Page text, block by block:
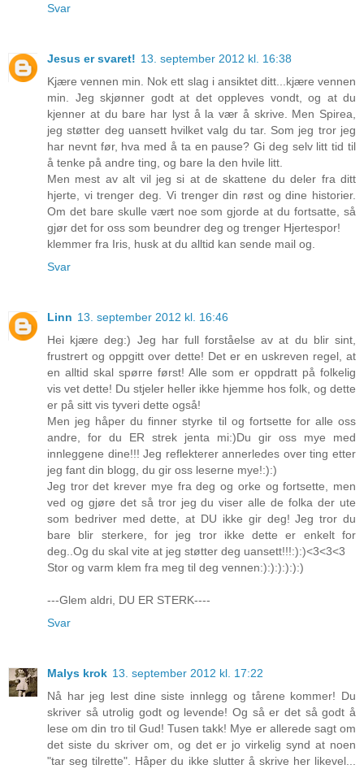
Svar
Jesus er svaret! 13. september 2012 kl. 16:38
Kjære vennen min. Nok ett slag i ansiktet ditt...kjære vennen
min. Jeg skjønner godt at det oppleves vondt, og at du
kjenner at du bare har lyst å la vær å skrive. Men Spirea,
jeg støtter deg uansett hvilket valg du tar. Som jeg tror jeg
har nevnt før, hva med å ta en pause? Gi deg selv litt tid til
å tenke på andre ting, og bare la den hvile litt.
Men mest av alt vil jeg si at de skattene du deler fra ditt
hjerte, vi trenger deg. Vi trenger din røst og dine historier.
Om det bare skulle vært noe som gjorde at du fortsatte, så
gjør det for oss som beundrer deg og trenger Hjertespor!
klemmer fra Iris, husk at du alltid kan sende mail og.
Svar
Linn 13. september 2012 kl. 16:46
Hei kjære deg:) Jeg har full forståelse av at du blir sint,
frustrert og oppgitt over dette! Det er en uskreven regel, at
en alltid skal spørre først! Alle som er oppdratt på folkelig
vis vet dette! Du stjeler heller ikke hjemme hos folk, og dette
er på sitt vis tyveri dette også!
Men jeg håper du finner styrke til og fortsette for alle oss
andre, for du ER strek jenta mi:)Du gir oss mye med
innleggene dine!!! Jeg reflekterer annerledes over ting etter
jeg fant din blogg, du gir oss leserne mye!:):)
Jeg tror det krever mye fra deg og orke og fortsette, men
ved og gjøre det så tror jeg du viser alle de folka der ute
som bedriver med dette, at DU ikke gir deg! Jeg tror du
bare blir sterkere, for jeg tror ikke dette er enkelt for
deg..Og du skal vite at jeg støtter deg uansett!!!:):)<3<3<3
Stor og varm klem fra meg til deg vennen:):):):):):)
---Glem aldri, DU ER STERK----
Svar
Malys krok 13. september 2012 kl. 17:22
Nå har jeg lest dine siste innlegg og tårene kommer! Du
skriver så utrolig godt og levende! Og så er det så godt å
lese om din tro til Gud! Tusen takk! Mye er allerede sagt om
det siste du skriver om, og det er jo virkelig synd at noen
"tar seg tilrette". Håper du ikke slutter å skrive her likevel...